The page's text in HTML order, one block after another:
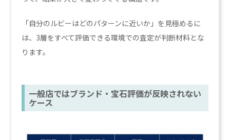
「自分のルビーはどのパターンに近いか」を見極めるに
は、3層をすべて評価できる環境での査定が判断材料とな
ります。
一般店ではブランド・宝石評価が反映されない
ケース